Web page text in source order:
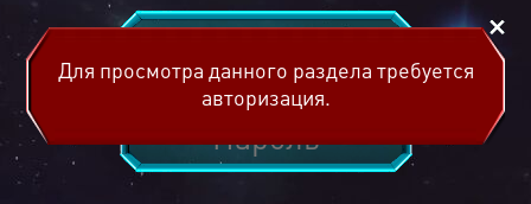
Для просмотра данного раздела требуется
авторизация.